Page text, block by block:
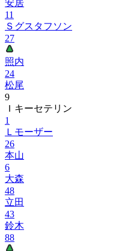
安居
11
Ｓグスタフソン
27
照内
24
松尾
9
Ｉキーセテリン
1
Ｌモーザー
26
本山
6
大森
48
立田
43
鈴木
88